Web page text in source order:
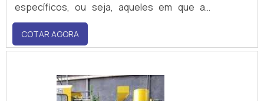
específicos, ou seja, aqueles em que as
roscas são produzidas com geometrias
determinadas.Além disso, as fabricantes de
rosca suprem as mais diversas
pequeno porte, como de indústrias que
COTAR AGORA